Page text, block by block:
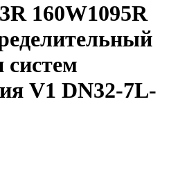
160W1095R
V1 DN32-7L-